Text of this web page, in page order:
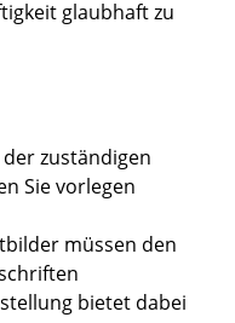
glaubhaft zu
zuständigen
Sie vorlegen
müssen den
bietet dabei